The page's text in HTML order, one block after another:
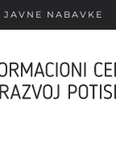
JAVNE NABAVKE